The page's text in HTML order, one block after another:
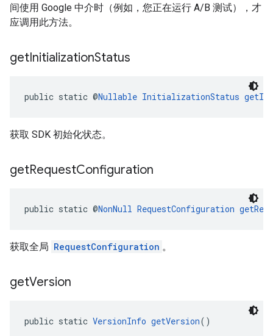
间使用 Google 中介时（例如，您正在运行 A/B 测试），才
应调用此方法。
getInitializationStatus
public static @Nullable InitializationStatus
获取 SDK 初始化状态。
getRequestConfiguration
public static @NonNull RequestConfiguration
获取全局 RequestConfiguration 。
getVersion
public static VersionInfo getVersion()